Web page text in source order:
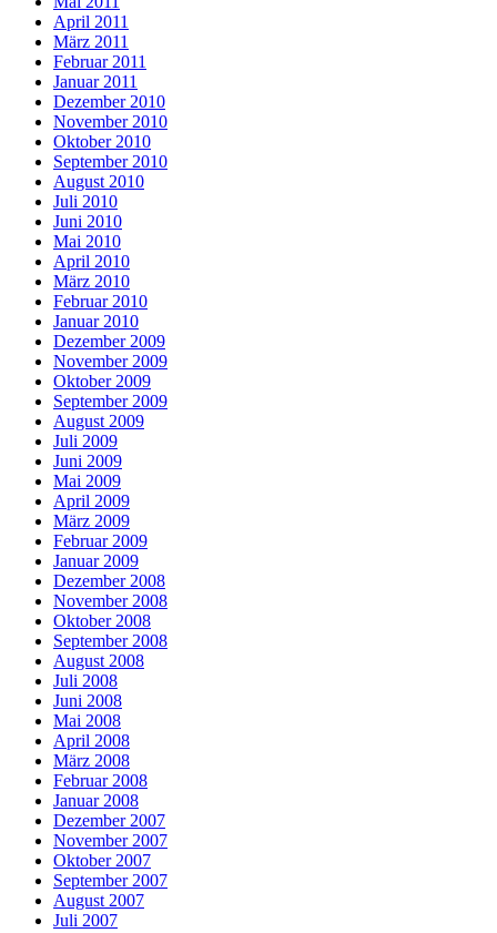
April 2011
März 2011
Februar 2011
Januar 2011
Dezember 2010
November 2010
Oktober 2010
September 2010
August 2010
Juli 2010
Juni 2010
Mai 2010
April 2010
März 2010
Februar 2010
Januar 2010
Dezember 2009
November 2009
Oktober 2009
September 2009
August 2009
Juli 2009
Juni 2009
Mai 2009
April 2009
März 2009
Februar 2009
Januar 2009
Dezember 2008
November 2008
Oktober 2008
September 2008
August 2008
Juli 2008
Juni 2008
Mai 2008
April 2008
März 2008
Februar 2008
Januar 2008
Dezember 2007
November 2007
Oktober 2007
September 2007
August 2007
Juli 2007